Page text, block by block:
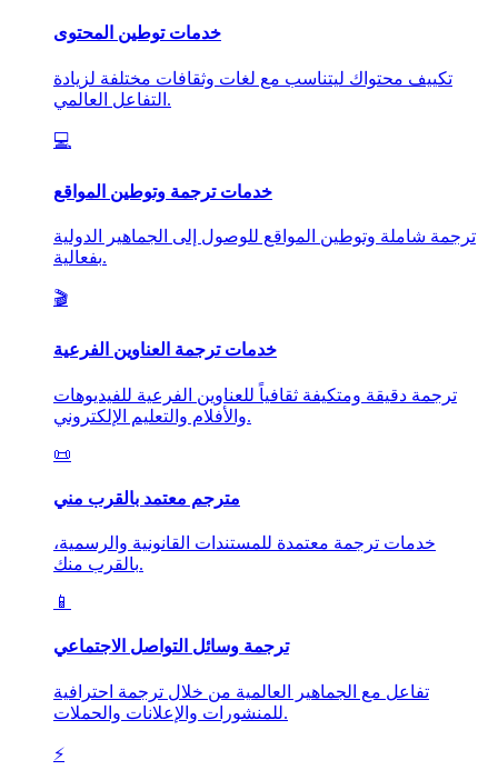
خدمات توطين المحتوى
تكييف محتواك ليتناسب مع لغات وثقافات مختلفة لزيادة
التفاعل العالمي.
💻
خدمات ترجمة وتوطين المواقع
ترجمة شاملة وتوطين المواقع للوصول إلى الجماهير الدولية
بفعالية.
🎬
خدمات ترجمة العناوين الفرعية
ترجمة دقيقة ومتكيفة ثقافياً للعناوين الفرعية للفيديوهات
والأفلام والتعليم الإلكتروني.
📜
مترجم معتمد بالقرب مني
خدمات ترجمة معتمدة للمستندات القانونية والرسمية،
بالقرب منك.
📱
ترجمة وسائل التواصل الاجتماعي
تفاعل مع الجماهير العالمية من خلال ترجمة احترافية
للمنشورات والإعلانات والحملات.
⚡